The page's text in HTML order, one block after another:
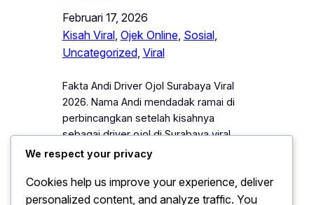
Februari 17, 2026
Kisah Viral, Ojek Online, Sosial
Uncategorized, Viral
Fakta Andi Driver Ojol Surabaya Viral
2026. Nama Andi mendadak ramai di
perbincangkan setelah kisahnya
sebagai driver ojol di Surabaya viral
pada 2026. Pria sederhana ini menarik
kepeduliannya terhadap penumpang.
Setiap hari, ia berkeliling kota untuk
We respect your privacy
Cookies help us improve your experience, deliver
personalized content, and analyze traffic. You